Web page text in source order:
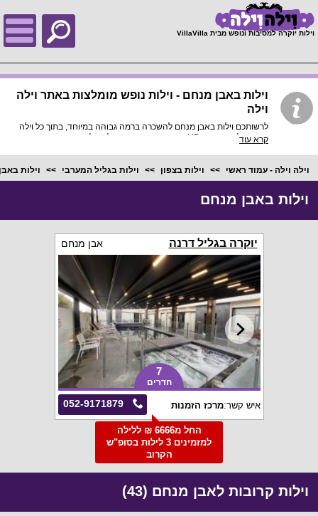
וילות יוקרה למסיבות ונופש מבית VillaVilla
וילות באבן מנחם - וילות נופש מומלצות באתר וילה
וילה
לרשותכם וילות באבן מנחם להשכרה ברמה גבוהה במיוחד, בתוך כל וילה
פירוט מלא, תמונות HD והכי חשוב התאמה מלאה לסמארטפונים
קרא עוד
וילה וילה - עמוד ראשי וילות בצפון וילות בגליל המערבי וילות
וילות באבן מנחם
יוקרה בגליל דרנה אבן מנחם
7
חדרים
052-9171879 איש קשר:מרכז הזמנות
החל מ6666 ₪ ללילה
למזמינים 3 לילות בסופ"ש
הקרוב
וילות קרובות לאבן מנחם (43)